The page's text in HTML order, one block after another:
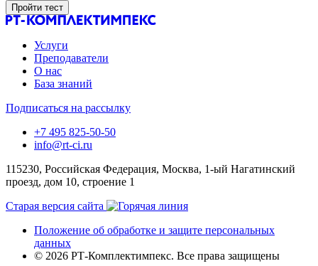
Пройти тест
Услуги
Преподаватели
О нас
База знаний
Подписаться на рассылку
+7 495 825-50-50
info@rt-ci.ru
115230, Российская Федерация, Москва, 1-ый Нагатинский
проезд, дом 10, строение 1
Старая версия сайта
Положение об обработке и защите персональных
данных
© 2026 РТ-Комплектимпекс. Все права защищены